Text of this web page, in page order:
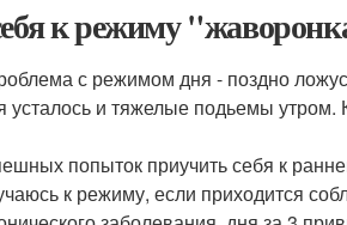
к режиму
с режимом дня - поздно
усталось и тяжелые подьемы
попыток приучить себя к
к режиму, если приходится